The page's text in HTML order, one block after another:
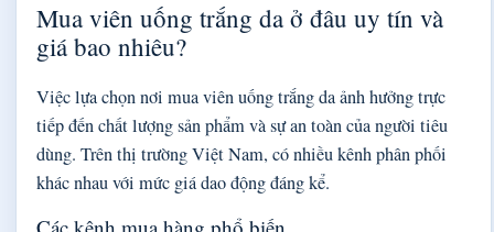
Mua viên uống trắng da ở đâu uy tín và
giá bao nhiêu?
Việc lựa chọn nơi mua viên uống trắng da ảnh hưởng trực
tiếp đến chất lượng sản phẩm và sự an toàn của người tiêu
dùng. Trên thị trường Việt Nam, có nhiều kênh phân phối
khác nhau với mức giá dao động đáng kể.